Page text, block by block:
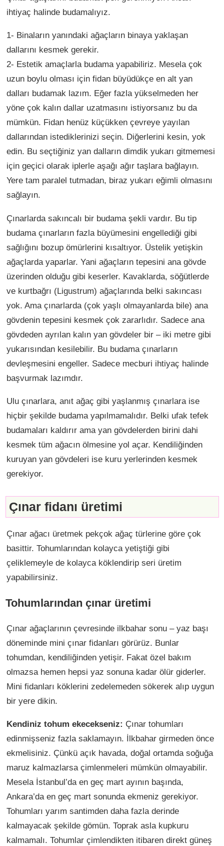
ihtiyaç halinde budamalıyız.
1- Binaların yanındaki ağaçların binaya yaklaşan
dallarını kesmek gerekir.
2- Estetik amaçlarla budama yapabiliriz. Mesela çok
uzun boylu olması için fidan büyüdükçe en alt yan
dalları budamak lazım. Eğer fazla yükselmeden her
yöne çok kalın dallar uzatmasını istiyorsanız bu da
mümkün. Fidan henüz küçükken çevreye yayılan
dallarından istediklerinizi seçin. Diğerlerini kesin, yok
edin. Bu seçtiğiniz yan dalların dimdik yukarı gitmemesi
için geçici olarak iplerle aşağı ağır taşlara bağlayın.
Yere tam paralel tutmadan, biraz yukarı eğimli olmasını
sağlayın.
Çınarlarda sakıncalı bir budama şekli vardır. Bu tip
budama çınarların fazla büyümesini engellediği gibi
sağlığını bozup ömürlerini kısaltıyor. Üstelik yetişkin
ağaçlarda yaparlar. Yani ağaçların tepesini ana gövde
üzerinden olduğu gibi keserler. Kavaklarda, söğütlerde
ve kurtbağrı (Ligustrum) ağaçlarında belki sakıncası
yok. Ama çınarlarda (çok yaşlı olmayanlarda bile) ana
gövdenin tepesini kesmek çok zararlıdır. Sadece ana
gövdeden ayrılan kalın yan gövdeler bir – iki metre gibi
yukarısından kesilebilir. Bu budama çınarların
devleşmesini engeller. Sadece mecburi ihtiyaç halinde
başvurmak lazımdır.
Ulu çınarlara, anıt ağaç gibi yaşlanmış çınarlara ise
hiçbir şekilde budama yapılmamalıdır. Belki ufak tefek
budamaları kaldırır ama yan gövdelerden birini dahi
kesmek tüm ağacın ölmesine yol açar. Kendiliğinden
kuruyan yan gövdeleri ise kuru yerlerinden kesmek
gerekiyor.
Çınar fidanı üretimi
Çınar ağacı üretmek pekçok ağaç türlerine göre çok
basittir. Tohumlarından kolayca yetiştiği gibi
çeliklemeyle de kolayca köklendirip seri üretim
yapabilirsiniz.
Tohumlarından çınar üretimi
Çınar ağaçlarının çevresinde ilkbahar sonu – yaz başı
döneminde mini çınar fidanları görürüz. Bunlar
tohumdan, kendiliğinden yetişir. Fakat özel bakım
olmazsa hemen hepsi yaz sonuna kadar ölür giderler.
Mini fidanları köklerini zedelemeden sökerek alıp uygun
bir yere dikin.
Kendiniz tohum ekecekseniz: Çınar tohumları
edinmişseniz fazla saklamayın. İlkbahar girmeden önce
ekmelisiniz. Çünkü açık havada, doğal ortamda soğuğa
maruz kalmazlarsa çimlenmeleri mümkün olmayabilir.
Mesela İstanbul’da en geç mart ayının başında,
Ankara’da en geç mart sonunda ekmeniz gerekiyor.
Tohumları yarım santimden daha fazla derinde
kalmayacak şekilde gömün. Toprak asla kupkuru
kalmamalı. Tohumlar çimlendikten itibaren direkt güneş